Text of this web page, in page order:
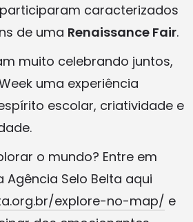
caracterizados
de uma Renaissance Fair.
muito celebrando juntos,
uma experiência
escolar, criatividade e
o mundo? Entre em
Selo Belta aqui
explore-no-map/ e